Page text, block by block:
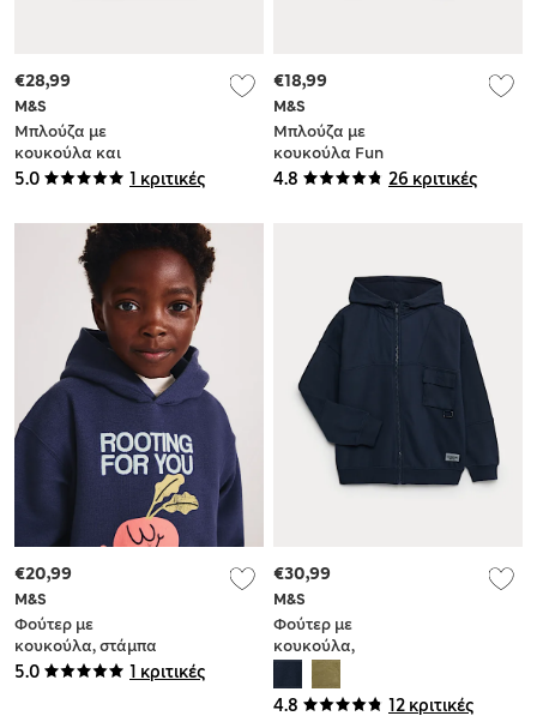
5.0 1 κριτικές
M&S
Μπλούζα με
κουκούλα και
φερμουάρ
περιεκτικότητα σε
βαμβάκι (2-8 ετών)
€28,99
4.8 26 κριτικές
M&S
Μπλούζα με
κουκούλα Fun
Begins με υψηλή
€18,99
5.0 1 κριτικές
M&S
Φούτερ με
κουκούλα, στάμπα
ραπανάκι και
€20,99
4.8 12 κριτικές
M&S
Φούτερ με
κουκούλα,
φερμουάρ και
υψηλή
περιεκτικότητα σε
€30,99